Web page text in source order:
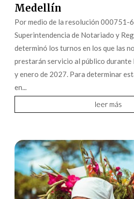
Medellín
Por medio de la resolución 000751-
Superintendencia de Notariado y
determinó los turnos en los que las
prestarán servicio al público durante
y enero de 2027. Para determinar
en...
leer más